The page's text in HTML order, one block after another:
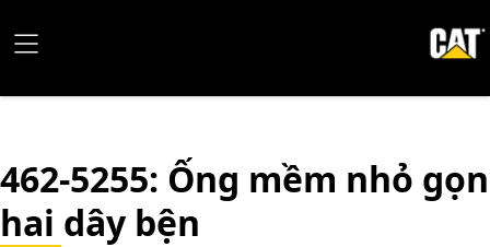
462-5255: Ống mềm nhỏ gọn
hai dây bện